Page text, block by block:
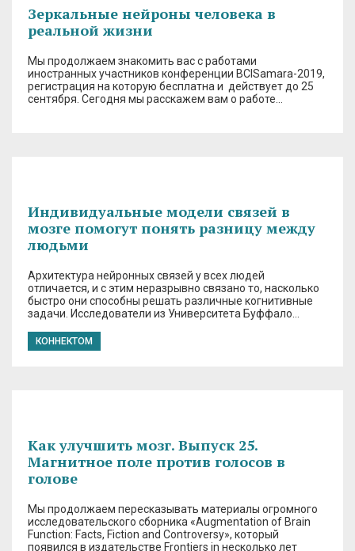
Зеркальные нейроны человека в
реальной жизни
Мы продолжаем знакомить вас с работами
иностранных участников конференции BCISamara-2019,
регистрация на которую бесплатна и действует до 25
сентября. Сегодня мы расскажем вам о работе…
Индивидуальные модели связей в
мозге помогут понять разницу между
людьми
Архитектура нейронных связей у всех людей
отличается, и с этим неразрывно связано то, насколько
быстро они способны решать различные когнитивные
задачи. Исследователи из Университета Буффало…
КОННЕКТОМ
Как улучшить мозг. Выпуск 25.
Магнитное поле против голосов в
голове
Мы продолжаем пересказывать материалы огромного
исследовательского сборника «Augmentation of Brain
Function: Facts, Fiction and Controversy», который
появился в издательстве Frontiers in несколько лет